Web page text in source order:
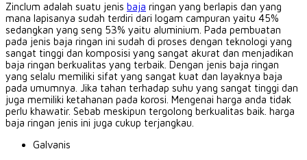
Zinclum adalah suatu jenis baja ringan yang berlapis dan yang
mana lapisanya sudah terdiri dari logam campuran yaitu 45%
sedangkan yang seng 53% yaitu aluminium. Pada pembuatan
pada jenis baja ringan ini sudah di proses dengan teknologi yang
sangat tinggi dan komposisi yang sangat akurat dan menjadikan
baja ringan berkualitas yang terbaik. Dengan jenis baja ringan
yang selalu memiliki sifat yang sangat kuat dan layaknya baja
pada umumnya. Jika tahan terhadap suhu yang sangat tinggi dan
juga memiliki ketahanan pada korosi. Mengenai harga anda tidak
perlu khawatir. Sebab meskipun tergolong berkualitas baik. harga
baja ringan jenis ini juga cukup terjangkau.
Galvanis